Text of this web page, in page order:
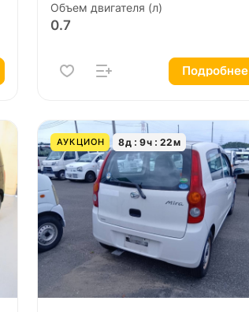
Объем двигателя (л)
0.7
Подробнее
АУКЦИОН 8д 9ч 22м